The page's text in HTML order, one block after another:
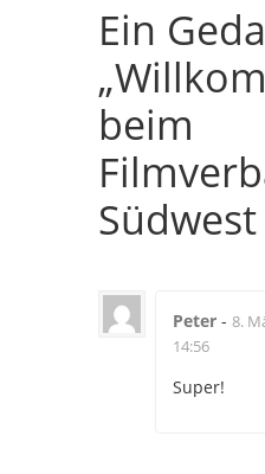
Ein
„
beim
Südwest
Peter - 8.
14:56
Super!